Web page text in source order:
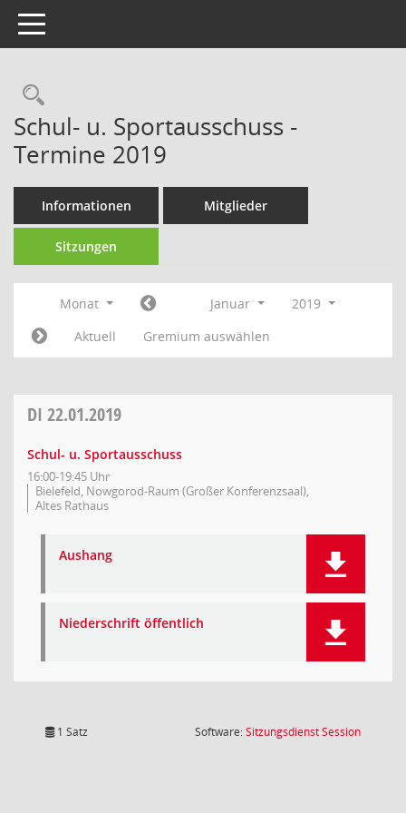
Toggle navigation
Rechercheauswahl
Schul- u. Sportausschuss -
Termine 2019
Informationen Mitglieder
Sitzungen
Monat Januar
2019
Aktuell
Gremium auswählen
DI 22.01.2019
Schul- u. Sportausschuss
16:00-19:45 Uhr
Bielefeld, Nowgorod-Raum (Großer Konferenzsaal),
Altes Rathaus
Aushang
Niederschrift öffentlich
1 Satz Software:SitzungsdienstSession(Wird in